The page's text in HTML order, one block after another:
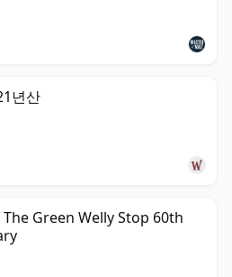
년산
Green Welly Stop 60th